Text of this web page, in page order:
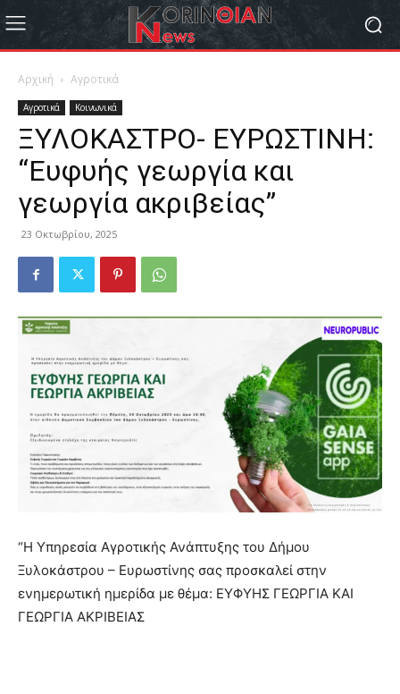
Αρχική Αγροτικά
Αγροτικά Κοινωνικά
ΞΥΛΟΚΑΣΤΡΟ- ΕΥΡΩΣΤΙΝΗ:
“Ευφυής γεωργία και
γεωργία ακριβείας”
23 Οκτωβρίου, 2025
“Η Υπηρεσία Αγροτικής Ανάπτυξης του Δήμου
Ξυλοκάστρου – Ευρωστίνης σας προσκαλεί στην
ενημερωτική ημερίδα με θέμα: ΕΥΦΥΗΣ ΓΕΩΡΓΙΑ ΚΑΙ
ΓΕΩΡΓΙΑ ΑΚΡΙΒΕΙΑΣ